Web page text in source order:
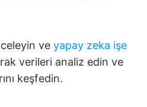
ve yapay zeka işe
verileri analiz edin ve
keşfedin.